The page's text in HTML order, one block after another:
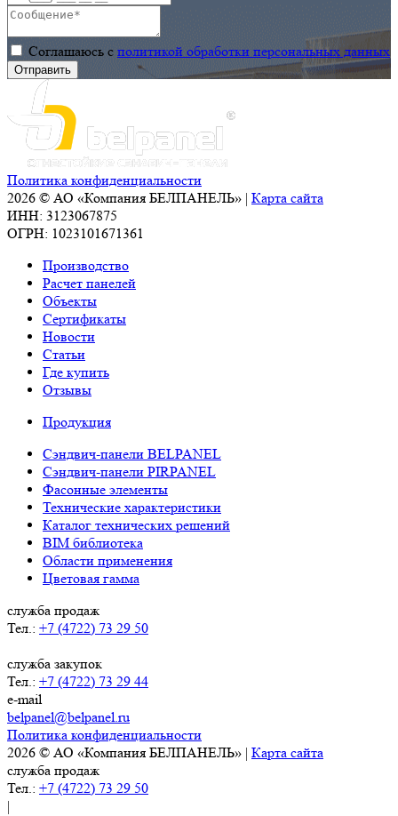
Соглашаюсь с политикой обработки персональных данных
Политика конфиденциальности
2026 © АО «Компания БЕЛПАНЕЛЬ» | Карта сайта
ИНН: 3123067875
ОГРН: 1023101671361
Производство
Расчет панелей
Объекты
Сертификаты
Новости
Статьи
Где купить
Отзывы
Продукция
Сэндвич-панели BELPANEL
Сэндвич-панели PIRPANEL
Фасонные элементы
Технические характеристики
Каталог технических решений
BIM библиотека
Области применения
Цветовая гамма
служба продаж
Тел.: +7 (4722) 73 29 50
служба закупок
Тел.: +7 (4722) 73 29 44
e-mail
belpanel@belpanel.ru
Политика конфиденциальности
2026 © АО «Компания БЕЛПАНЕЛЬ» | Карта сайта
служба продаж
Тел.: +7 (4722) 73 29 50
|